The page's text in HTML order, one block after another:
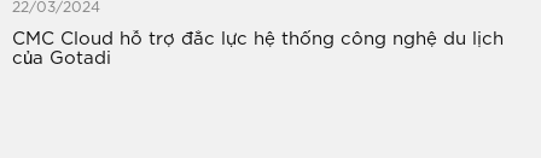
22/03/2024
CMC Cloud hỗ trợ đắc lực hệ thống công nghệ du lịch
của Gotadi